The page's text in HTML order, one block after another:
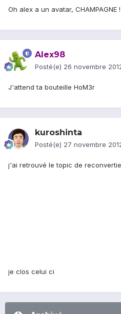
Oh alex a un avatar, CHAMPAGNE !
Alex98
Posté(e) 26 novembre
J'attend ta bouteille HoM3r
kuroshinta
Posté(e) 27 novembre
j'ai retrouvé le topic de
je clos celui ci